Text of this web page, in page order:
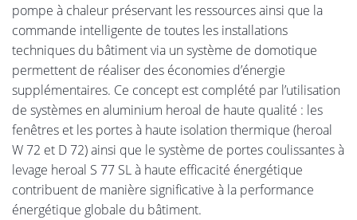
pompe à chaleur préservant les ressources ainsi que la
commande intelligente de toutes les installations
techniques du bâtiment via un système de domotique
permettent de réaliser des économies d’énergie
supplémentaires. Ce concept est complété par l’utilisation
de systèmes en aluminium heroal de haute qualité : les
fenêtres et les portes à haute isolation thermique (heroal
W 72 et D 72) ainsi que le système de portes coulissantes à
levage heroal S 77 SL à haute efficacité énergétique
contribuent de manière significative à la performance
énergétique globale du bâtiment.